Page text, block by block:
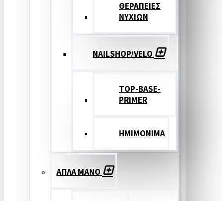
ΘΕΡΑΠΕΙΕΣ
ΝΥΧΙΩΝ
NAILSHOP/VELO
TOP-BASE-
PRIMER
ΗΜΙΜΟΝΙΜΑ
ΑΠΛΑ ΜΑΝΟ